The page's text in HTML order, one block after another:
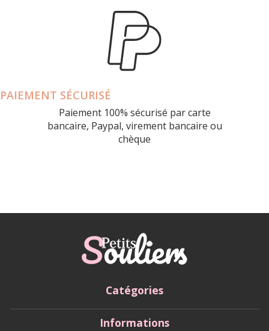
PAIEMENT SÉCURISÉ
Paiement 100% sécurisé par carte
bancaire, Paypal, virement bancaire ou
chèque
Catégories
Informations